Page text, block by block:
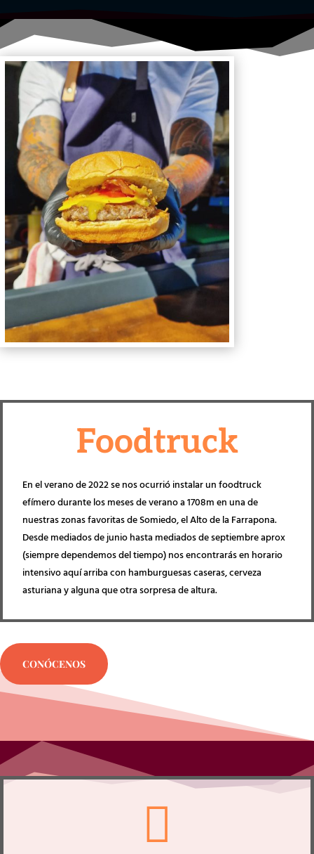
Foodtruck
En el verano de 2022 se nos ocurrió instalar un foodtruck
efímero durante los meses de verano a 1708m en una de
nuestras zonas favoritas de Somiedo, el Alto de la Farrapona.
Desde mediados de junio hasta mediados de septiembre aprox
(siempre dependemos del tiempo) nos encontrarás en horario
intensivo aquí arriba con hamburguesas caseras, cerveza
asturiana y alguna que otra sorpresa de altura.
CONÓCENOS
